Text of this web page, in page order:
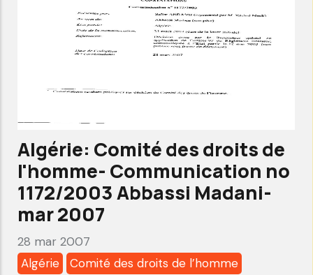
l'homme-
4ème
Examen-
de
Oct
2008
Algérie: Comité des droits de
l'homme- Communication no
1172/2003 Abbassi Madani-
mar 2007
28 mar 2007
Algérie
Comité des droits de l’homme